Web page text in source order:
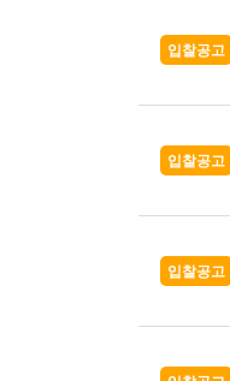
입찰공고
입찰공고
입찰공고